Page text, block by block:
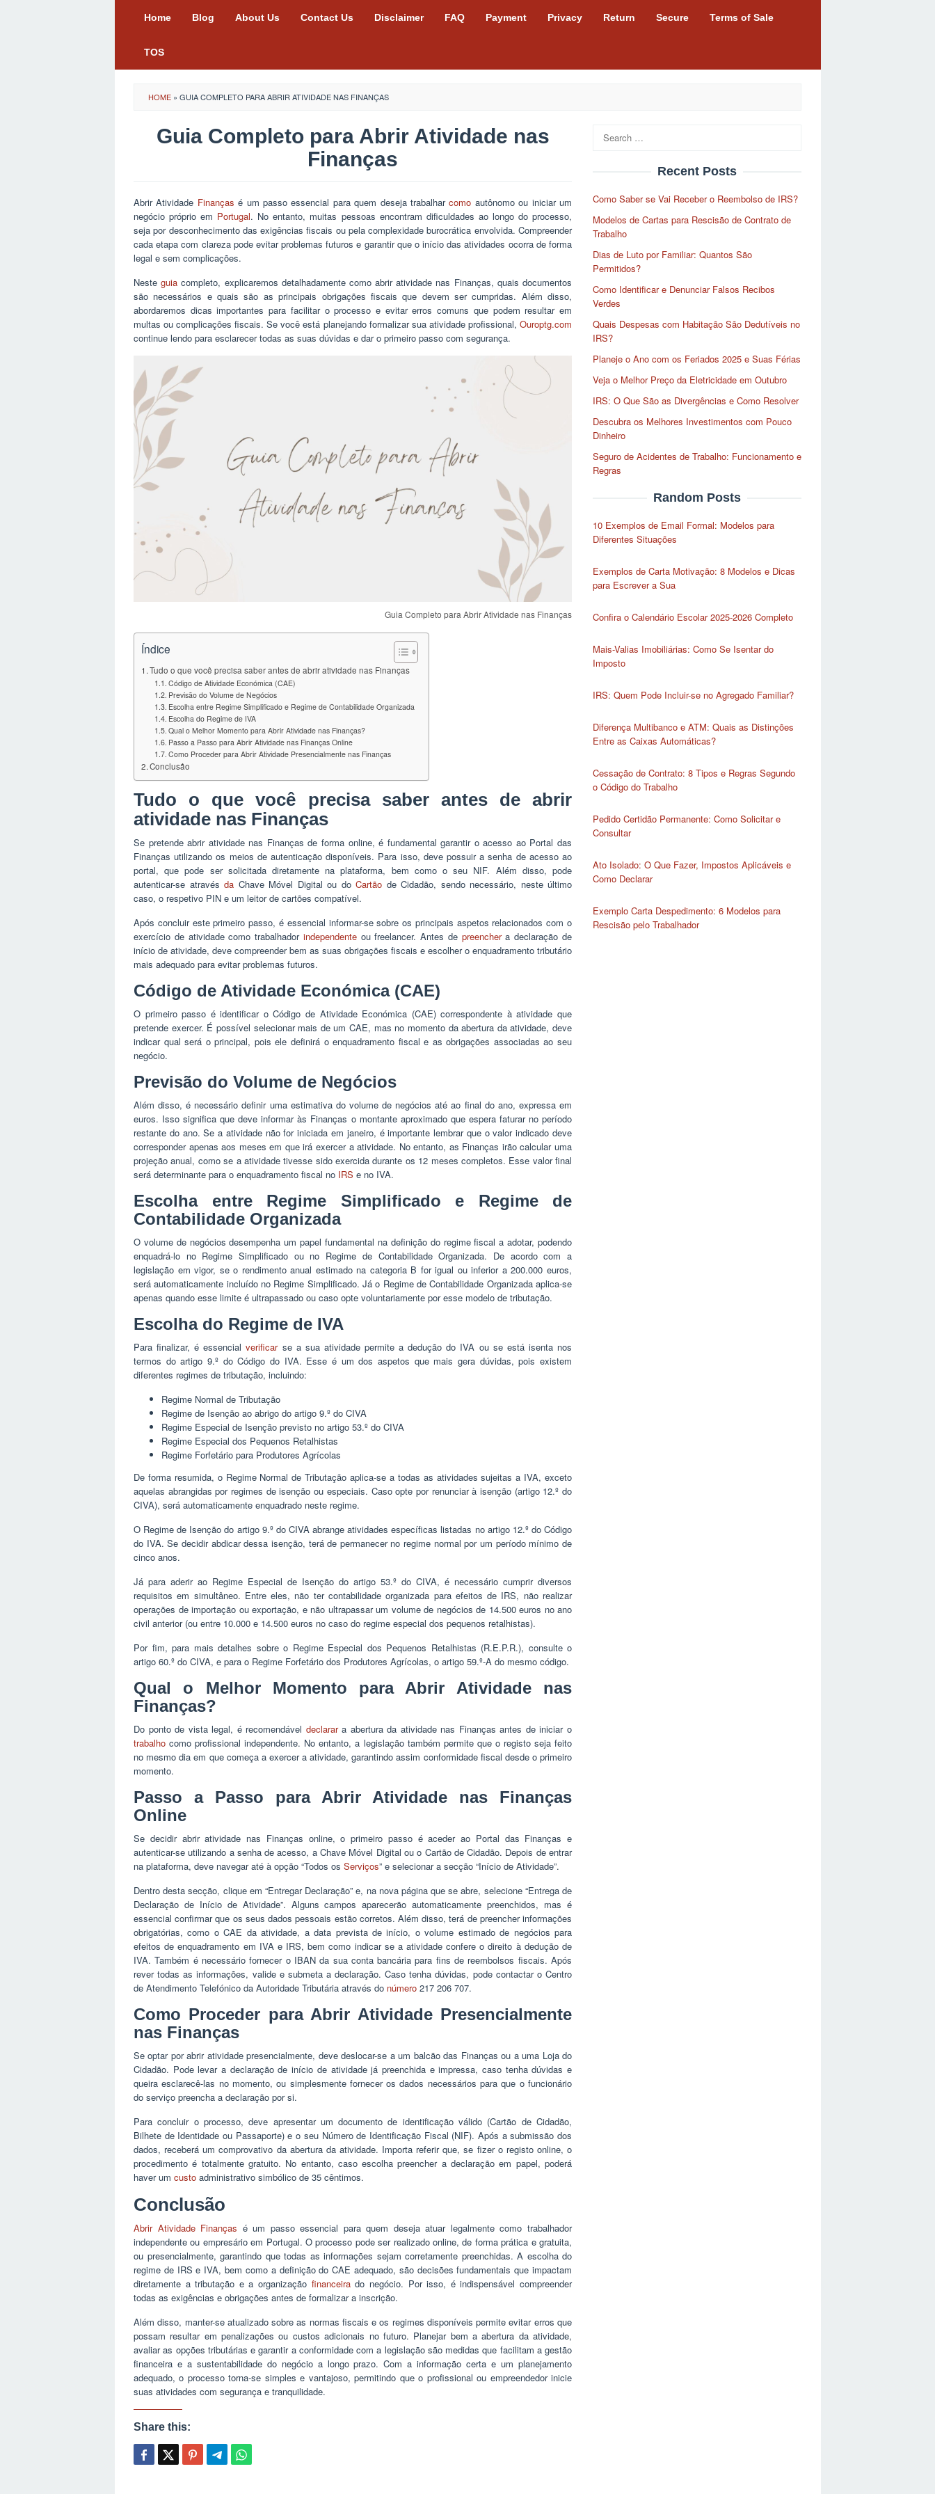
Home Blog About Us Contact Us Disclaimer FAQ Payment Privacy Return Secure Terms of Sale
TOS
HOME » GUIA COMPLETO PARA ABRIR ATIVIDADE NAS FINANÇAS
Guia Completo para Abrir Atividade nas
Finanças
Abrir Atividade Finanças é um passo essencial para quem deseja trabalharcomo autônomo ou iniciar um
negócio próprio em Portugal. No entanto, muitas pessoas encontram dificuldades ao longo do processo,
seja por desconhecimento das exigências fiscais ou pela complexidade burocrática envolvida. Compreender
cada etapa com clareza pode evitar problemas futuros e garantir que o início das atividades ocorra de forma
legal e sem complicações.
Nesteguia completo, explicaremos detalhadamente como abrir atividade nas Finanças, quais documentos
são necessários e quais são as principais obrigações fiscais que devem ser cumpridas. Além disso,
abordaremos dicas importantes para facilitar o processo e evitar erros comuns que podem resultar em
multas ou complicações fiscais. Se você está planejando formalizar sua atividade profissional, Ouroptg.com
continue lendo para esclarecer todas as suas dúvidas e dar o primeiro passo com segurança.
Guia Completo para Abrir Atividade nas Finanças
Índice
Tudo o que você precisa saber antes de abrir atividade nas Finanças
Código de Atividade Económica (CAE)
Previsão do Volume de Negócios
Escolha entre Regime Simplificado e Regime de Contabilidade Organizada
Escolha do Regime de IVA
Qual o Melhor Momento para Abrir Atividade nas Finanças?
Passo a Passo para Abrir Atividade nas Finanças Online
Como Proceder para Abrir Atividade Presencialmente nas Finanças
Conclusão
Tudo o que você precisa saber antes de abrir
atividade nas Finanças
Se pretende abrir atividade nas Finanças de forma online, é fundamental garantir o acesso ao Portal das
Finanças utilizando os meios de autenticação disponíveis. Para isso, deve possuir a senha de acesso ao
portal, que pode ser solicitada diretamente na plataforma, bem como o seu NIF. Além disso, pode
autenticar-se através da Chave Móvel Digital ou do Cartão de Cidadão, sendo necessário, neste último
caso, o respetivo PIN e um leitor de cartões compatível.
Após concluir este primeiro passo, é essencial informar-se sobre os principais aspetos relacionados com o
exercício de atividade como trabalhador independenteou freelancer. Antes de preenchera declaração de
início de atividade, deve compreender bem as suas obrigações fiscais e escolher o enquadramento tributário
mais adequado para evitar problemas futuros.
Código de Atividade Económica (CAE)
O primeiro passo é identificar o Código de Atividade Económica (CAE) correspondente à atividade que
pretende exercer. É possível selecionar mais de um CAE, mas no momento da abertura da atividade, deve
indicar qual será o principal, pois ele definirá o enquadramento fiscal e as obrigações associadas ao seu
negócio.
Previsão do Volume de Negócios
Além disso, é necessário definir uma estimativa do volume de negócios até ao final do ano, expressa em
euros. Isso significa que deve informar às Finanças o montante aproximado que espera faturar no período
restante do ano. Se a atividade não for iniciada em janeiro, é importante lembrar que o valor indicado deve
corresponder apenas aos meses em que irá exercer a atividade. No entanto, as Finanças irão calcular uma
projeção anual, como se a atividade tivesse sido exercida durante os 12 meses completos. Esse valor final
será determinante para o enquadramento fiscal no IRS e no IVA.
Escolha entre Regime Simplificado e Regime de
Contabilidade Organizada
O volume de negócios desempenha um papel fundamental na definição do regime fiscal a adotar, podendo
enquadrá-lo no Regime Simplificado ou no Regime de Contabilidade Organizada. De acordo com a
legislação em vigor, se o rendimento anual estimado na categoria B for igual ou inferior a 200.000 euros,
será automaticamente incluído no Regime Simplificado. Já o Regime de Contabilidade Organizada aplica-se
apenas quando esse limite é ultrapassado ou caso opte voluntariamente por esse modelo de tributação.
Escolha do Regime de IVA
Para finalizar, é essencialverificarse a sua atividade permite a dedução do IVA ou se está isenta nos
termos do artigo 9.º do Código do IVA. Esse é um dos aspetos que mais gera dúvidas, pois existem
diferentes regimes de tributação, incluindo:
Regime Normal de Tributação
Regime de Isenção ao abrigo do artigo 9.º do CIVA
Regime Especial de Isenção previsto no artigo 53.º do CIVA
Regime Especial dos Pequenos Retalhistas
Regime Forfetário para Produtores Agrícolas
De forma resumida, o Regime Normal de Tributação aplica-se a todas as atividades sujeitas a IVA, exceto
aquelas abrangidas por regimes de isenção ou especiais. Caso opte por renunciar à isenção (artigo 12.º do
CIVA), será automaticamente enquadrado neste regime.
O Regime de Isenção do artigo 9.º do CIVA abrange atividades específicas listadas no artigo 12.º do Código
do IVA. Se decidir abdicar dessa isenção, terá de permanecer no regime normal por um período mínimo de
cinco anos.
Já para aderir ao Regime Especial de Isenção do artigo 53.º do CIVA, é necessário cumprir diversos
requisitos em simultâneo. Entre eles, não ter contabilidade organizada para efeitos de IRS, não realizar
operações de importação ou exportação, e não ultrapassar um volume de negócios de 14.500 euros no ano
civil anterior (ou entre 10.000 e 14.500 euros no caso do regime especial dos pequenos retalhistas).
Por fim, para mais detalhes sobre o Regime Especial dos Pequenos Retalhistas (R.E.P.R.), consulte o
artigo 60.º do CIVA, e para o Regime Forfetário dos Produtores Agrícolas, o artigo 59.º-A do mesmo código.
Qual o Melhor Momento para Abrir Atividade nas
Finanças?
Do ponto de vista legal, é recomendável declarara abertura da atividade nas Finanças antes de iniciar o
trabalho como profissional independente. No entanto, a legislação também permite que o registo seja feito
no mesmo dia em que começa a exercer a atividade, garantindo assim conformidade fiscal desde o primeiro
momento.
Passo a Passo para Abrir Atividade nas Finanças
Online
Se decidir abrir atividade nas Finanças online, o primeiro passo é aceder ao Portal das Finanças e
autenticar-se utilizando a senha de acesso, a Chave Móvel Digital ou o Cartão de Cidadão. Depois de entrar
na plataforma, deve navegar até à opção “Todos os Serviços” e selecionar a secção “Início de Atividade”.
Dentro desta secção, clique em “Entregar Declaração” e, na nova página que se abre, selecione “Entrega de
Declaração de Início de Atividade”. Alguns campos aparecerão automaticamente preenchidos, mas é
essencial confirmar que os seus dados pessoais estão corretos. Além disso, terá de preencher informações
obrigatórias, como o CAE da atividade, a data prevista de início, o volume estimado de negócios para
efeitos de enquadramento em IVA e IRS, bem como indicar se a atividade confere o direito à dedução de
IVA. Também é necessário fornecer o IBAN da sua conta bancária para fins de reembolsos fiscais. Após
rever todas as informações, valide e submeta a declaração. Caso tenha dúvidas, pode contactar o Centro
de Atendimento Telefónico da Autoridade Tributária através do número 217 206 707.
Como Proceder para Abrir Atividade Presencialmente
nas Finanças
Se optar por abrir atividade presencialmente, deve deslocar-se a um balcão das Finanças ou a uma Loja do
Cidadão. Pode levar a declaração de início de atividade já preenchida e impressa, caso tenha dúvidas e
queira esclarecê-las no momento, ou simplesmente fornecer os dados necessários para que o funcionário
do serviço preencha a declaração por si.
Para concluir o processo, deve apresentar um documento de identificação válido (Cartão de Cidadão,
Bilhete de Identidade ou Passaporte) e o seu Número de Identificação Fiscal (NIF). Após a submissão dos
dados, receberá um comprovativo da abertura da atividade. Importa referir que, se fizer o registo online, o
procedimento é totalmente gratuito. No entanto, caso escolha preencher a declaração em papel, poderá
haver um custo administrativo simbólico de 35 cêntimos.
Conclusão
Abrir Atividade Finanças é um passo essencial para quem deseja atuar legalmente como trabalhador
independente ou empresário em Portugal. O processo pode ser realizado online, de forma prática e gratuita,
ou presencialmente, garantindo que todas as informações sejam corretamente preenchidas. A escolha do
regime de IRS e IVA, bem como a definição do CAE adequado, são decisões fundamentais que impactam
diretamente a tributação e a organização financeirado negócio. Por isso, é indispensável compreender
todas as exigências e obrigações antes de formalizar a inscrição.
Além disso, manter-se atualizado sobre as normas fiscais e os regimes disponíveis permite evitar erros que
possam resultar em penalizações ou custos adicionais no futuro. Planejar bem a abertura da atividade,
avaliar as opções tributárias e garantir a conformidade com a legislação são medidas que facilitam a gestão
financeira e a sustentabilidade do negócio a longo prazo. Com a informação certa e um planejamento
adequado, o processo torna-se simples e vantajoso, permitindo que o profissional ou empreendedor inicie
suas atividades com segurança e tranquilidade.
Share this:
Search
for:
Recent Posts
Como Saber se Vai Receber o Reembolso de IRS?
Modelos de Cartas para Rescisão de Contrato de
Trabalho
Dias de Luto por Familiar: Quantos São
Permitidos?
Como Identificar e Denunciar Falsos Recibos
Verdes
Quais Despesas com Habitação São Dedutíveis no
IRS?
Planeje o Ano com os Feriados 2025 e Suas Férias
Veja o Melhor Preço da Eletricidade em Outubro
IRS: O Que São as Divergências e Como Resolver
Descubra os Melhores Investimentos com Pouco
Dinheiro
Seguro de Acidentes de Trabalho: Funcionamento e
Regras
Random Posts
10 Exemplos de Email Formal: Modelos para
Diferentes Situações
Exemplos de Carta Motivação: 8 Modelos e Dicas
para Escrever a Sua
Confira o Calendário Escolar 2025-2026 Completo
Mais-Valias Imobiliárias: Como Se Isentar do
Imposto
IRS: Quem Pode Incluir-se no Agregado Familiar?
Diferença Multibanco e ATM: Quais as Distinções
Entre as Caixas Automáticas?
Cessação de Contrato: 8 Tipos e Regras Segundo
o Código do Trabalho
Pedido Certidão Permanente: Como Solicitar e
Consultar
Ato Isolado: O Que Fazer, Impostos Aplicáveis e
Como Declarar
Exemplo Carta Despedimento: 6 Modelos para
Rescisão pelo Trabalhador